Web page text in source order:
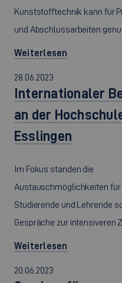
Kunststofftechnik kann für
und Abschlussarbeiten
Weiterlesen
28.06.2023
Internationaler
an der
Esslingen
Im Fokus standen die
Austauschmöglichkeiten für
Studierende und Lehrende
Gespräche zur intensiveren
Weiterlesen
20.06.2023